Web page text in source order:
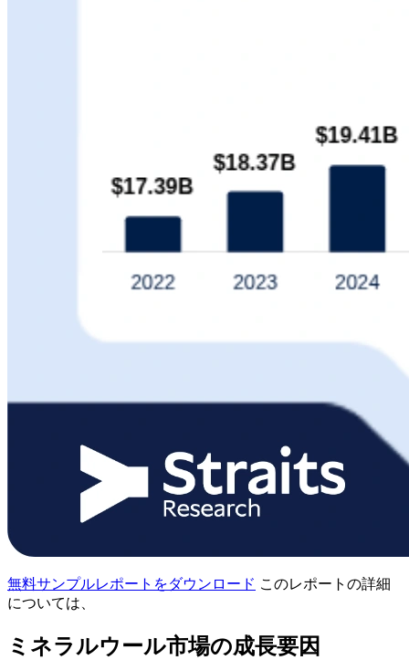
無料サンプルレポートをダウンロード このレポートの詳細
については、
ミネラルウール市場の成長要因